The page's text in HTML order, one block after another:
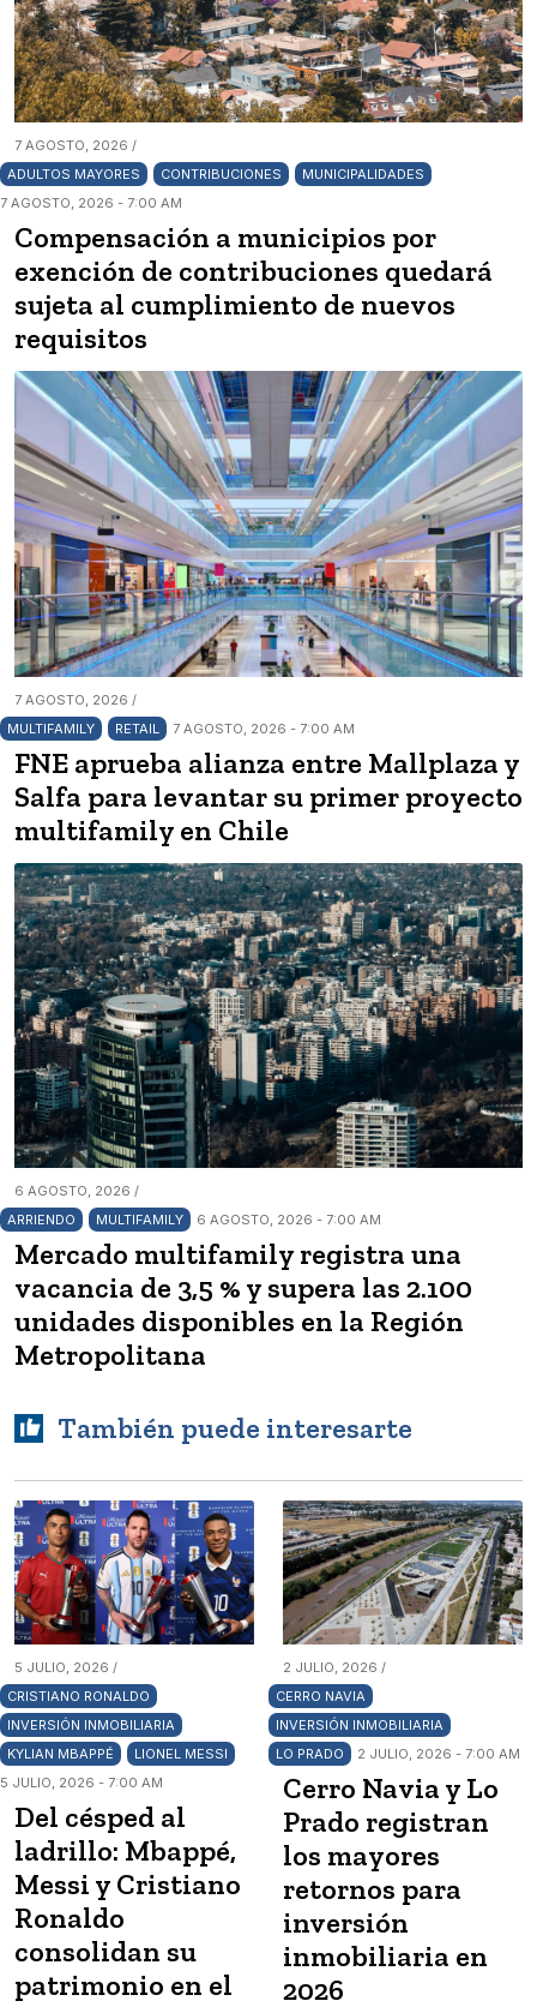
7 AGOSTO, 2026 /
ADULTOS MAYORES
CONTRIBUCIONES
MUNICIPALIDADES
7 AGOSTO, 2026 - 7:00 AM
Compensación a municipios por
exención de contribuciones quedará
sujeta al cumplimiento de nuevos
requisitos
7 AGOSTO, 2026 /
MULTIFAMILY
RETAIL 7 AGOSTO, 2026 - 7:00 AM
FNE aprueba alianza entre Mallplaza y
Salfa para levantar su primer proyecto
multifamily en Chile
6 AGOSTO, 2026 /
ARRIENDO
MULTIFAMILY 6 AGOSTO, 2026 - 7:00 AM
Mercado multifamily registra una
vacancia de 3,5 % y supera las 2.100
unidades disponibles en la Región
Metropolitana
También puede interesarte
5 JULIO, 2026 /
CRISTIANO RONALDO
INVERSIÓN INMOBILIARIA
KYLIAN MBAPPÉ
LIONEL MESSI
5 JULIO, 2026 - 7:00 AM
Del césped al
ladrillo: Mbappé,
Messi y Cristiano
Ronaldo
consolidan su
patrimonio en el
2 JULIO, 2026 /
CERRO NAVIA
INVERSIÓN INMOBILIARIA
LO PRADO
2 JULIO, 2026 - 7:00 AM
Cerro Navia y Lo
Prado registran
los mayores
retornos para
inversión
inmobiliaria en
2026